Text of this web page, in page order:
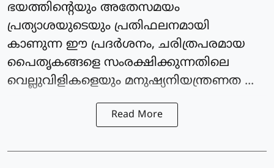
ഭയത്തിന്റെയും അതേസമയം
പ്രത്യാശയുടെയും പ്രതിഫലനമായി
കാണുന്ന ഈ പ്രദര്‍ശനം, ചരിത്രപരമായ
പൈതൃകങ്ങളെ സംരക്ഷിക്കുന്നതിലെ
വെല്ലുവിളികളെയും മനുഷ്യനിയന്ത്രണത ...
Read More